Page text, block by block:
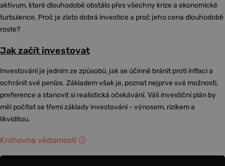
aktivum, které dlouhodobě obstálo přes všechny krize a ekonomické
turbulence. Proč je zlato dobrá investice a proč jeho cena dlouhodobě
roste?
Jak začít investovat
Investování je jedním ze způsobů, jak se účinně bránit proti inflaci a
ochránit své peníze. Základem však je, poznat nejprve své možnosti,
preference a stanovit si realistická očekávání. Váš investiční plán by
měl počítat se třemi základy investování - výnosem, rizikem a
likviditou.
Knihovna vědomostí